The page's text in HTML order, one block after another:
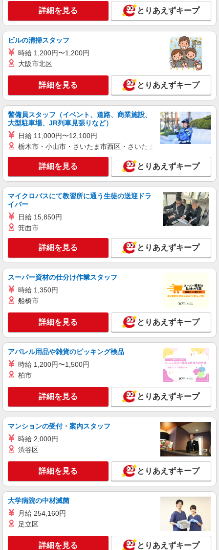
ラグジュアリー販売
時給1650円〜1650円 ご経験・スキルにより考
慮致します スマホでかんたんに前払いで給与が受
愛知県名古屋市中村区 JR線・名鉄線・近鉄
線・地下鉄・臨海高速鉄道 名古屋駅直結
キープ 詳細を見る
派遣社員
株式会社iDA（20099941）
アパレル販売（レディース）
時給1600円〜1700円 ご経験・スキルにより考
慮 スマホでかんたんに前払いで給与が受け取れま
す（※上限、条件あり）
愛知県名古屋市中村区 JR線・名鉄線・近鉄
線・地下鉄・臨海高速鉄道 名古屋駅直結
キープ 詳細を見る
派遣社員
株式会社iDA（20094769）
アパレル販売（レディース）
時給1500円〜1600円 ご経験・スキルにより考
慮致します スマホでかんたんに前払いで給与が受
け取れます（※上限、条件あり）
愛知県名古屋市中村区 JR線・名鉄線・近鉄
線・地下鉄・臨海高速鉄道 名古屋駅直結
株式会社iDA（20087063）
アパレル販売（レディース）
時給1500円〜1550円 ご経験・スキルにより考
慮致します スマホで簡単に前払いで給与が受け取
愛知県名古屋市中村区 JR線・名鉄線・近鉄
線・地下鉄・臨海高速鉄道 名古屋駅直結
キープ 詳細を見る
派遣社員
株式会社iDA（20091209）
時給1500円〜1500円 スマホで簡単に前払いで
給与が受け取れます（上限・条件有） ご経験やス
キルによって優遇いたします
愛知県名古屋市中村区 JR線・名鉄線・近鉄
線・地下鉄・臨海高速鉄道 名古屋駅直結
詳細を見る
詳細を見る とりあえずキープ
ビルの清掃スタッフ
時給 1,200円〜1,200円
大阪市北区
詳細を見る とりあえずキープ
警備員スタッフ（イベント、道路、商業施設、
大型駐車場、JR列車見張りなど）
日給 11,000円〜12,100円
栃木市・小山市・さいたま市西区・さいたま市岩槻区・久喜市・
詳細を見る とりあえずキープ
マイクロバスにて教習所に通う生徒の送迎ドラ
イバー
日給 15,850円
箕面市
詳細を見る とりあえずキープ
スーパー資材の仕分け作業スタッフ
時給 1,350円
船橋市
詳細を見る とりあえずキープ
アパレル用品や雑貨のピッキング検品
時給 1,200円〜1,500円
柏市
詳細を見る とりあえずキープ
マンションの受付・案内スタッフ
時給 2,000円
渋谷区
詳細を見る とりあえずキープ
大学病院の中材滅菌
月給 254,160円
足立区
詳細を見る とりあえずキープ